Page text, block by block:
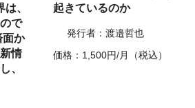
、
で
面か
情
、
起きているのか
発行者：渡邉哲也
価格：1,500円/月（税込）